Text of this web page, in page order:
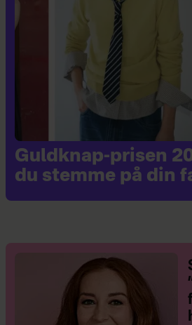
Guldknap-prisen
du stemme på din